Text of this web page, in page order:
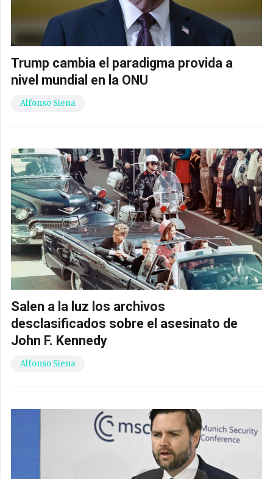
Trump cambia el paradigma provida a
nivel mundial en la ONU
Alfonso Siena
Salen a la luz los archivos
desclasificados sobre el asesinato de
John F. Kennedy
Alfonso Siena